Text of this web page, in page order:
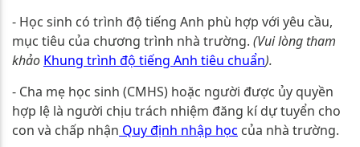
- Học sinh có trình độ tiếng Anh phù hợp với yêu cầu,
mục tiêu của chương trình nhà trường. (Vui lòng tham
khảo Khung trình độ tiếng Anh tiêu chuẩn).
- Cha mẹ học sinh (CMHS) hoặc người được ủy quyền
hợp lệ là người chịu trách nhiệm đăng kí dự tuyển cho
con và chấp nhận Quy định nhập học của nhà trường.